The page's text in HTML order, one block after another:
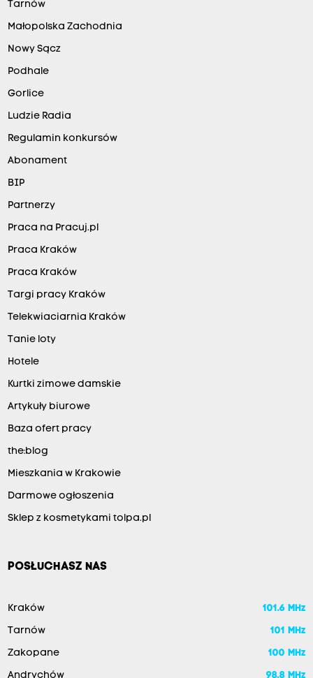
Tarnów
Małopolska Zachodnia
Nowy Sącz
Podhale
Gorlice
Ludzie Radia
Regulamin konkursów
Abonament
BIP
Partnerzy
Praca na Pracuj.pl
Praca Kraków
Praca Kraków
Targi pracy Kraków
Telekwiaciarnia Kraków
Tanie loty
Hotele
Kurtki zimowe damskie
Artykuły biurowe
Baza ofert pracy
the:blog
Mieszkania w Krakowie
Darmowe ogłoszenia
Sklep z kosmetykami tolpa.pl
POSŁUCHASZ NAS
Kraków 101.6 MHz
Tarnów 101 MHz
Zakopane 100 MHz
Andrychów 98.8 MHz